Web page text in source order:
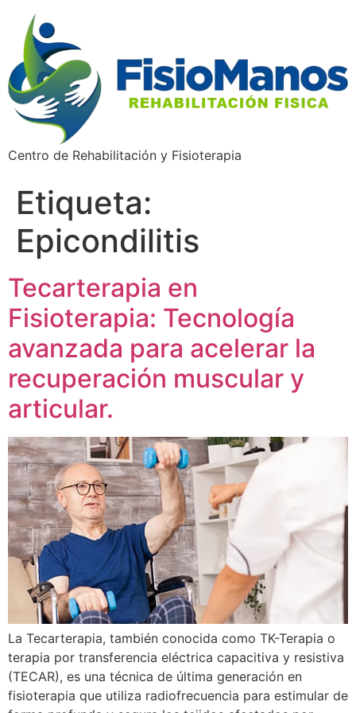
Centro de Rehabilitación y Fisioterapia
Etiqueta:
Epicondilitis
Tecarterapia en
Fisioterapia: Tecnología
avanzada para acelerar la
recuperación muscular y
articular.
La Tecarterapia, también conocida como TK-Terapia o
terapia por transferencia eléctrica capacitiva y resistiva
(TECAR), es una técnica de última generación en
fisioterapia que utiliza radiofrecuencia para estimular de